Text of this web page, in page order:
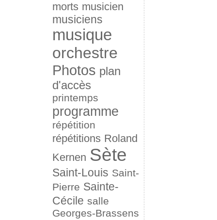
morts musicien
musiciens
musique
orchestre
Photos plan
d'accès
printemps
programme
répétition
répétitions Roland
Kernen Sète
Saint-Louis Saint-
Pierre Sainte-
Cécile salle
Georges-Brassens